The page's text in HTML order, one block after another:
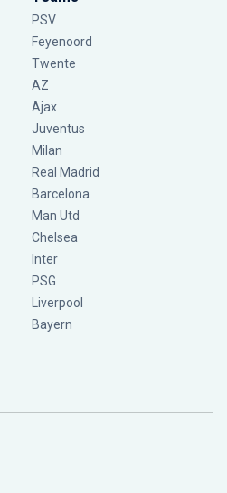
PSV
Feyenoord
Twente
AZ
Ajax
Juventus
Milan
Real Madrid
Barcelona
Man Utd
Chelsea
Inter
PSG
Liverpool
Bayern